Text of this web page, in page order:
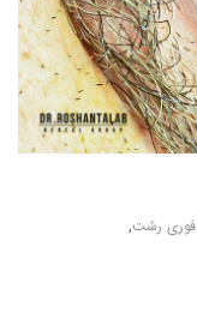
فوری رشت,